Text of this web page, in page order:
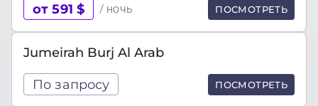
от 591 $ / ночь ПОСМОТРЕТЬ
Jumeirah Burj Al Arab
По запросу ПОСМОТРЕТЬ